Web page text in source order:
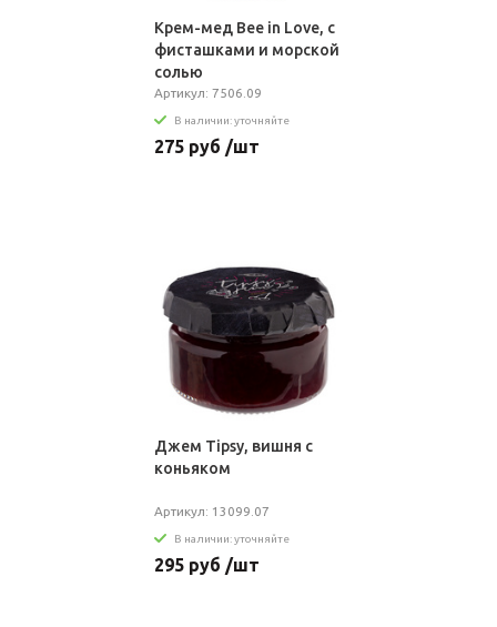
Крем-мед Bee in Love, с
фисташками и морской
солью
Артикул: 7506.09
В наличии: уточняйте
275 руб /шт
Джем Tipsy, вишня с
коньяком
Артикул: 13099.07
В наличии: уточняйте
295 руб /шт